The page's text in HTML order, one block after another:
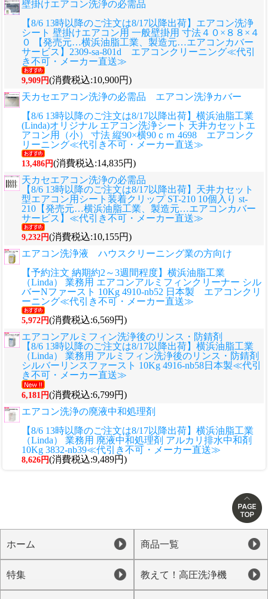
壁掛けエアコン洗浄の必需品
【8/6 13時以降のご注文は8/17以降出荷】エアコン洗浄
シート 壁掛けエアコン用 一般壁掛用 寸法４０×８８×４
０ 【発売元…横浜油脂工業、製造元…エアコンカバー
サービス】2309-sa-801d エアコンクリーニング≪代引
き不可・メーカー直送≫
9,909円(消費税込:10,900円)
天カセエアコン洗浄の必需品 エアコン洗浄カバー
【8/6 13時以降のご注文は8/17以降出荷】横浜油脂工業
(Linda)オリジナル エアコン洗浄シート 天井カセットエ
アコン用（小） 寸法 縦90×横90ｃｍ 4698 エアコンク
リーニング≪代引き不可・メーカー直送≫
13,486円(消費税込:14,835円)
天カセエアコン洗浄の必需品
【8/6 13時以降のご注文は8/17以降出荷】天井カセット
型エアコン用シート装着クリップ ST-210 10個入り st-
210【発売元…横浜油脂工業、製造元…エアコンカバー
サービス】≪代引き不可・メーカー直送≫
9,232円(消費税込:10,155円)
エアコン洗浄液 ハウスクリーニング業の方向け
【予約注文 納期約2～3週間程度】横浜油脂工業
（Linda） 業務用 エアコンアルミフィンクリーナー シル
バーNファースト 10Kg 4910-nb52 日本製 エアコンクリ
ーニング≪代引き不可・メーカー直送≫
5,972円(消費税込:6,569円)
エアコンアルミフィン洗浄後のリンス・防錆剤
【8/6 13時以降のご注文は8/17以降出荷】横浜油脂工業
（Linda） 業務用 アルミフィン洗浄後のリンス・防錆剤
シルバーリンスファースト 10Kg 4916-nb58日本製≪代引
き不可・メーカー直送≫
6,181円(消費税込:6,799円)
エアコン洗浄の廃液中和処理剤
【8/6 13時以降のご注文は8/17以降出荷】横浜油脂工業
（Linda） 業務用 廃液中和処理剤 アルカリ排水中和剤
10Kg 3832-nb39≪代引き不可・メーカー直送≫
8,626円(消費税込:9,489円)
ホーム 商品一覧
特集 教えて！高圧洗浄機